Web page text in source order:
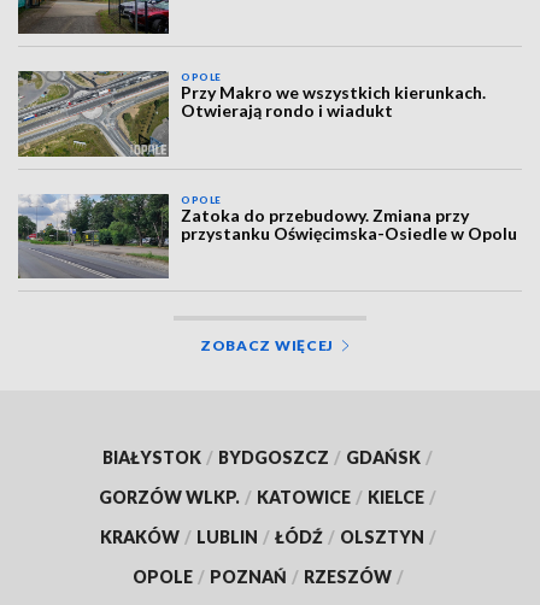
OPOLE
Przy Makro we wszystkich kierunkach.
Otwierają rondo i wiadukt
OPOLE
Zatoka do przebudowy. Zmiana przy
przystanku Oświęcimska-Osiedle w Opolu
ZOBACZ WIĘCEJ
BIAŁYSTOK / BYDGOSZCZ / GDAŃSK /
GORZÓW WLKP. / KATOWICE / KIELCE /
KRAKÓW / LUBLIN / ŁÓDŹ / OLSZTYN /
OPOLE / POZNAŃ / RZESZÓW /